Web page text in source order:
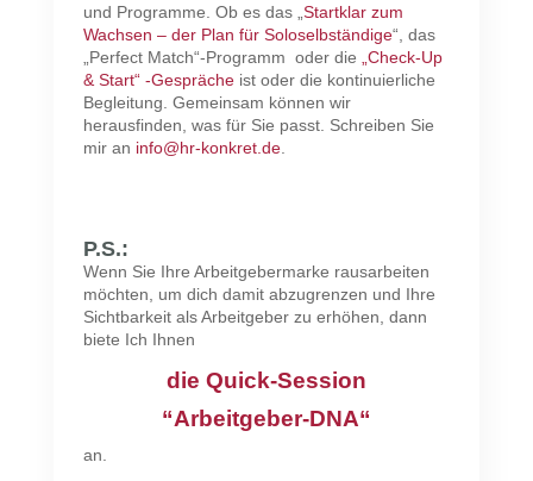
und Programme. Ob es das „ Startklar zum
Wachsen – der Plan für Soloselbständige“, das
„Perfect Match“-Programm oder die
„Check-Up
& Start“ -Gesprächeist oder die kontinuierliche
Begleitung. Gemeinsam können wir
herausfinden, was für Sie passt. Schreiben Sie
mir an info@hr-konkret.de.
P.S.:
Wenn Sie Ihre Arbeitgebermarke rausarbeiten
möchten, um dich damit abzugrenzen und Ihre
Sichtbarkeit als Arbeitgeber zu erhöhen, dann
biete Ich Ihnen
die Quick-Session
“Arbeitgeber-DNA“
an.